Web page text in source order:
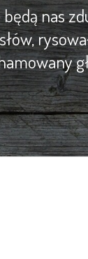
nas